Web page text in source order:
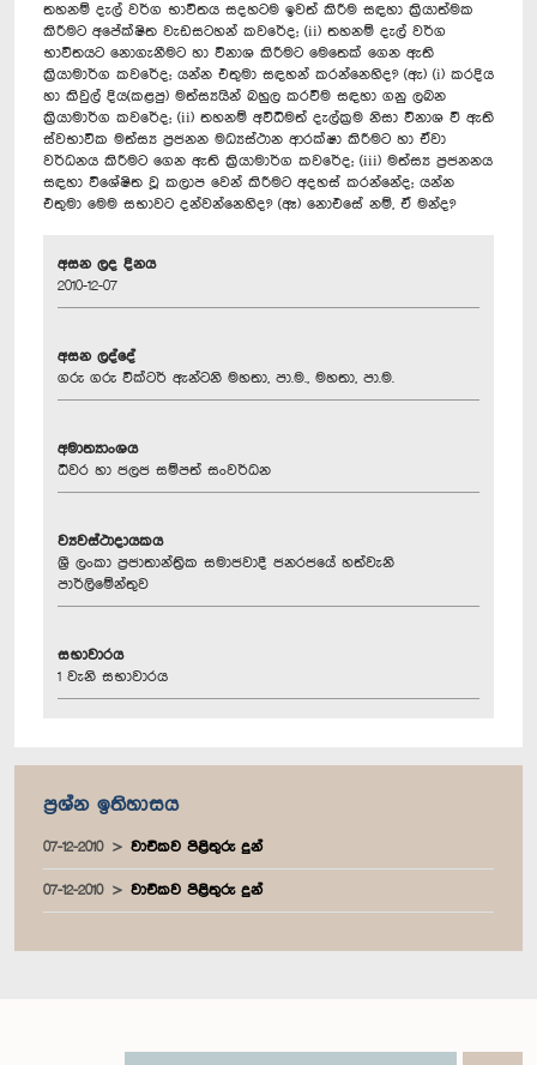
තහනම් දැල් වර්ග භාවිතය සදහටම ඉවත් කිරීම සඳහා ක්‍රියාත්මක
කිරීමට අපේක්ෂිත වැඩසටහන් කවරේද; (ii) තහනම් දැල් වර්ග
භාවිතයට නොගැනීමට හා විනාශ කිරීමට මෙතෙක් ගෙන ඇති
ක්‍රියාමාර්ග කවරේද; යන්න එතුමා සඳහන් කරන්නෙහිද? (ඇ) (i) කරදිය
හා කිවුල් දිය(කළපු) මත්ස්‍යයින් බහුල කරවීම සඳහා ගනු ලබන
ක්‍රියාමාර්ග කවරේද; (ii) තහනම් අවිධිමත් දැල්ක්‍රම නිසා විනාශ වී ඇති
ස්වභාවික මත්ස්‍ය ප්‍රජනන මධ්‍යස්ථාන ආරක්ෂා කිරීමට හා ඒවා
වර්ධනය කිරීමට ගෙන ඇති ක්‍රියාමාර්ග කවරේද; (iii) මත්ස්‍ය ප්‍රජනනය
සඳහා විශේෂිත වූ කලාප වෙන් කිරීමට අදහස් කරන්නේද; යන්න
එතුමා මෙම සභාවට දන්වන්නෙහිද? (ඈ) නොඑසේ නම්, ඒ මන්ද?
අසන ලද දිනය
2010-12-07
අසන ලද්දේ
ගරු ගරු වික්ටර් ඇන්ටනි මහතා, පා.ම., මහතා, පා.ම.
අමාත්‍යාංශය
ධීවර හා ජලජ සම්පත් සංවර්ධන
ව්‍යවස්ථාදායකය
ශ්‍රී ලංකා ප්‍රජාතාන්ත්‍රික සමාජවාදී ජනරජයේ හත්වැනි
පාර්ලිමේන්තුව
සභාවාරය
1 වැනි සභාවාරය
ප්‍රශ්න ඉතිහාසය
07-12-2010 වාචිකව පිළිතුරු දුන්
07-12-2010 වාචිකව පිළිතුරු දුන්